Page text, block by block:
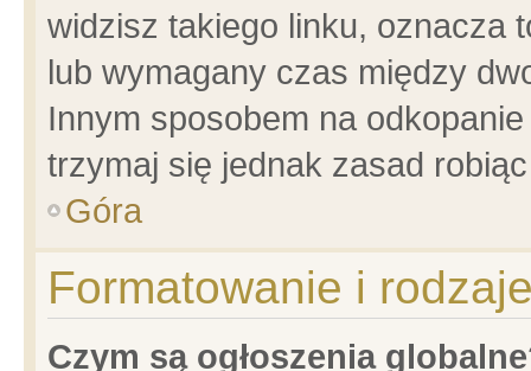
widzisz takiego linku, oznacza
lub wymagany czas między
Innym sposobem na
trzymaj się jednak zasad
Góra
Formatowanie i
Czym są ogłoszenia